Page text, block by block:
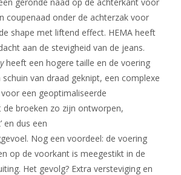
coupenaad onder de achterzak voor
shape met liftend effect. HEMA heeft
aan de stevigheid van de jeans.
heeft een hogere taille en de voering
van draad geknipt, een complexe
een geoptimaliseerde
broeken zo zijn ontworpen,
en dus een
Nog een voordeel: de voering
op de voorkant is meegestikt in de
Het gevolg? Extra versteviging en